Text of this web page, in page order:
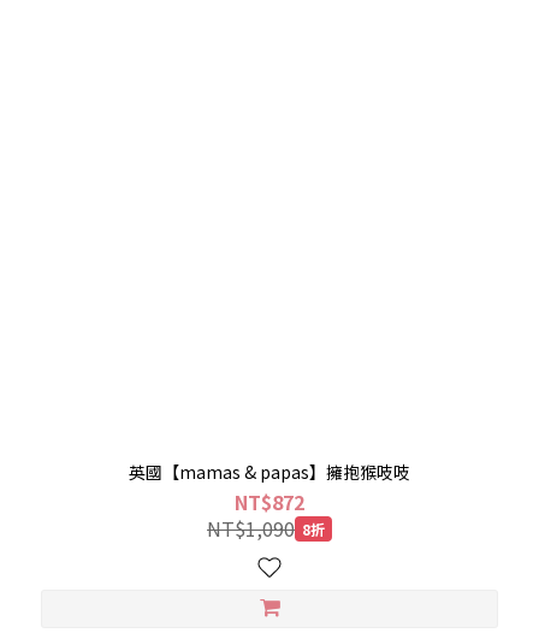
英國【mamas & papas】擁抱猴吱吱
NT$872
NT$1,090 8折